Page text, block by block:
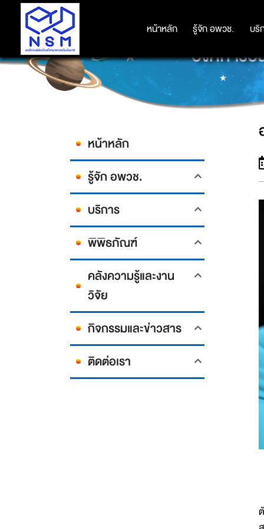
หน้าหลัก รู้จัก อพวช. บริ
หน้าหลัก รู้จัก อพวช. บริ
องค์การอ
หน้าหลัก
รู้จัก อพวช.
บริการ
พิพิธภัณฑ์
คลังความรู้และงาน
วิจัย
กิจกรรมและข่าวสาร
ติดต่อเรา